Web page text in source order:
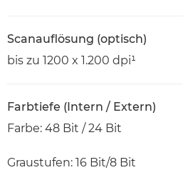
Scanauflösung (optisch)
bis zu 1200 x 1.200 dpi¹
Farbtiefe (Intern / Extern)
Farbe: 48 Bit / 24 Bit
Graustufen: 16 Bit/8 Bit